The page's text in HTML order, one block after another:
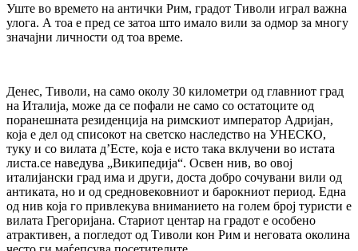
Уште во времето на антички Рим, градот Тиволи играл важна
улога. А тоа е пред се затоа што имало вили за одмор за многу
значајни личности од тоа време.
Денес, Тиволи, на само околу 30 километри од главниот град
на Италија, може да се пофали не само со остатоците од
поранешната резиденција на римскиот император Адријан,
која е дел од списокот на светско наследство на УНЕСКО,
туку и со вилата д’Есте, која е исто така вклучени во истата
листа.се наведува „Википедија“. Освен нив, во овој
италијански град има и други, доста добро сочувани вили од
антиката, но и од средновековниот и барокниот период. Една
од нив која го привлекува вниманието на голем број туристи е
вилата Грегоријана. Стариот центар на градот е особено
атрактивен, а погледот од Тиволи кон Рим и неговата околина